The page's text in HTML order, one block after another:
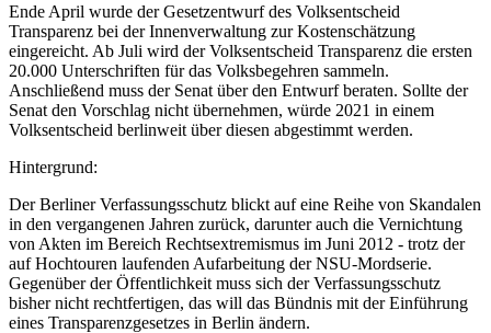
Ende April wurde der Gesetzentwurf des Volksentscheid
Transparenz bei der Innenverwaltung zur Kostenschätzung
eingereicht. Ab Juli wird der Volksentscheid Transparenz die ersten
20.000 Unterschriften für das Volksbegehren sammeln.
Anschließend muss der Senat über den Entwurf beraten. Sollte der
Senat den Vorschlag nicht übernehmen, würde 2021 in einem
Volksentscheid berlinweit über diesen abgestimmt werden.
Hintergrund:
Der Berliner Verfassungsschutz blickt auf eine Reihe von Skandalen
in den vergangenen Jahren zurück, darunter auch die Vernichtung
von Akten im Bereich Rechtsextremismus im Juni 2012 - trotz der
auf Hochtouren laufenden Aufarbeitung der NSU-Mordserie.
Gegenüber der Öffentlichkeit muss sich der Verfassungsschutz
bisher nicht rechtfertigen, das will das Bündnis mit der Einführung
eines Transparenzgesetzes in Berlin ändern.